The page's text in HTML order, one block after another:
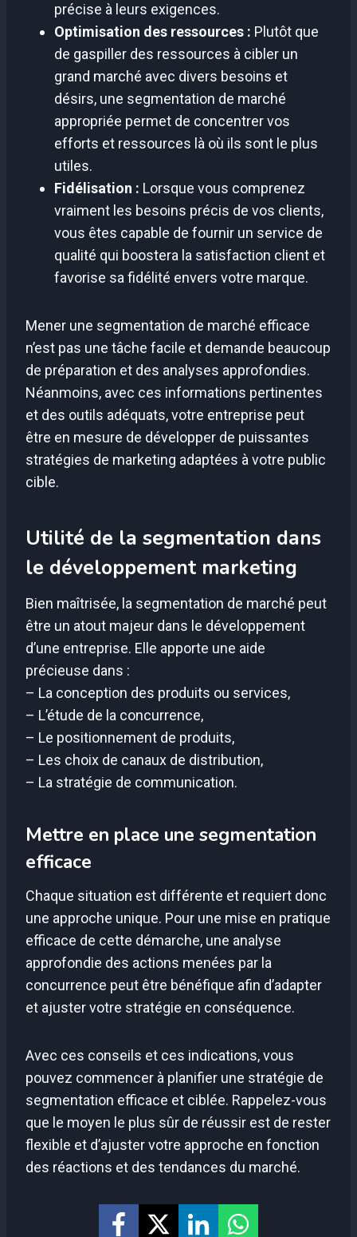
précise à leurs exigences.
Optimisation des ressources : Plutôt que
de gaspiller des ressources à cibler un
grand marché avec divers besoins et
désirs, une segmentation de marché
appropriée permet de concentrer vos
efforts et ressources là où ils sont le plus
utiles.
Fidélisation : Lorsque vous comprenez
vraiment les besoins précis de vos clients,
vous êtes capable de fournir un service de
qualité qui boostera la satisfaction client et
favorise sa fidélité envers votre marque.
Mener une segmentation de marché efficace
n’est pas une tâche facile et demande beaucoup
de préparation et des analyses approfondies.
Néanmoins, avec ces informations pertinentes
et des outils adéquats, votre entreprise peut
être en mesure de développer de puissantes
stratégies de marketing adaptées à votre public
cible.
Utilité de la segmentation dans
le développement marketing
Bien maîtrisée, la segmentation de marché peut
être un atout majeur dans le développement
d’une entreprise. Elle apporte une aide
précieuse dans :
– La conception des produits ou services,
– L’étude de la concurrence,
– Le positionnement de produits,
– Les choix de canaux de distribution,
– La stratégie de communication.
Mettre en place une segmentation
efficace
Chaque situation est différente et requiert donc
une approche unique. Pour une mise en pratique
efficace de cette démarche, une analyse
approfondie des actions menées par la
concurrence peut être bénéfique afin d’adapter
et ajuster votre stratégie en conséquence.
Avec ces conseils et ces indications, vous
pouvez commencer à planifier une stratégie de
segmentation efficace et ciblée. Rappelez-vous
que le moyen le plus sûr de réussir est de rester
flexible et d’ajuster votre approche en fonction
des réactions et des tendances du marché.